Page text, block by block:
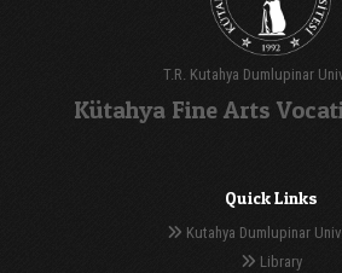
T.R. Kutahya Dumlupinar
Kütahya Fine Arts
Quick Links
Kutahya Dumlupinar
Library